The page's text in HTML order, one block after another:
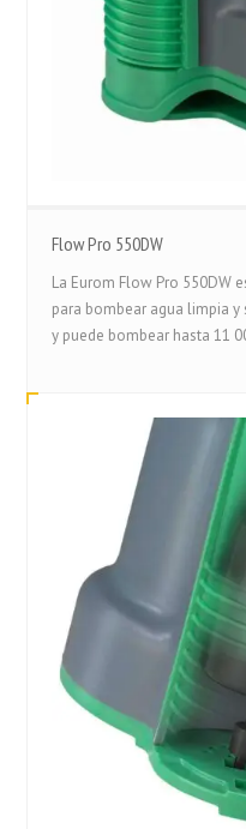
Flow Pro 550DW
La Eurom Flow Pro 550DW
para bombear agua limpia
y puede bombear hasta 11